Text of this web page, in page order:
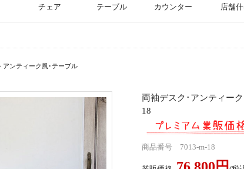
アンティーク風･テーブル
両袖デスク･アンティー
18
商品番号 7013-m-18